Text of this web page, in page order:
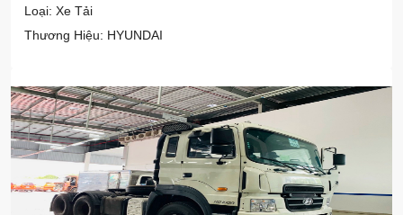
Loại: Xe Tải
Thương Hiệu: HYUNDAI